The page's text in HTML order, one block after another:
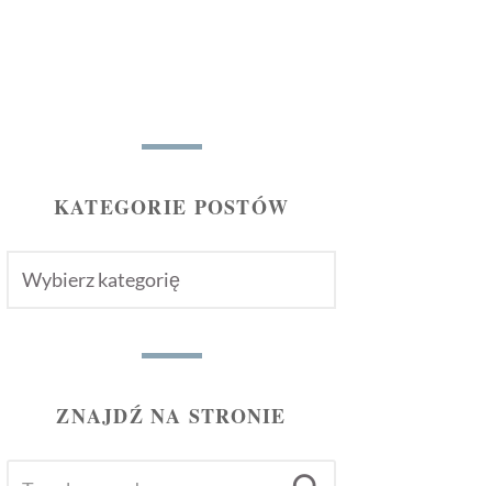
KATEGORIE POSTÓW
POSTÓW
ZNAJDŹ NA STRONIE